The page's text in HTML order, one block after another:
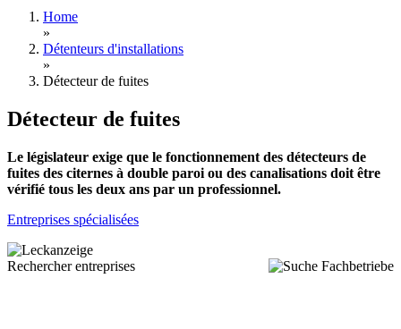
Home
»
Détenteurs d'installations
»
Détecteur de fuites
Détecteur de fuites
Le législateur exige que le fonctionnement des détecteurs de
fuites des citernes à double paroi ou des canalisations doit être
vérifié tous les deux ans par un professionnel.
Entreprises spécialisées
Rechercher entreprises